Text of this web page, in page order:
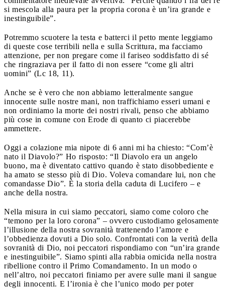
si mescola alla paura per la propria corona è un’ira grande e
inestinguibile”.
Potremmo scuotere la testa e batterci il petto mente leggiamo
di queste cose terribili nella e sulla Scrittura, ma facciamo
attenzione, per non pregare come il fariseo soddisfatto di sé
che ringraziava per il fatto di non essere “come gli altri
uomini” (Lc 18, 11).
Anche se è vero che non abbiamo letteralmente sangue
innocente sulle nostre mani, non traffichiamo esseri umani e
non ordiniamo la morte dei nostri rivali, penso che abbiamo
più cose in comune con Erode di quanto ci piacerebbe
ammettere.
Oggi a colazione mia nipote di 6 anni mi ha chiesto: “Com’è
nato il Diavolo?” Ho risposto: “Il Diavolo era un angelo
buono, ma è diventato cattivo quando è stato disobbediente e
ha amato se stesso più di Dio. Voleva comandare lui, non che
comandasse Dio”. È la storia della caduta di Lucifero – e
anche della nostra.
Nella misura in cui siamo peccatori, siamo come coloro che
“temono per la loro corona” – ovvero custodiamo gelosamente
l’illusione della nostra sovranità trattenendo l’amore e
l’obbedienza dovuti a Dio solo. Confrontati con la verità della
sovranità di Dio, noi peccatori rispondiamo con “un’ira grande
e inestinguibile”. Siamo spinti alla rabbia omicida nella nostra
ribellione contro il Primo Comandamento. In un modo o
nell’altro, noi peccatori finiamo per avere sulle mani il sangue
degli innocenti. E l’ironia è che l’unico modo per poter